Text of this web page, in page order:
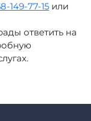
149-77-15 или
ответить на